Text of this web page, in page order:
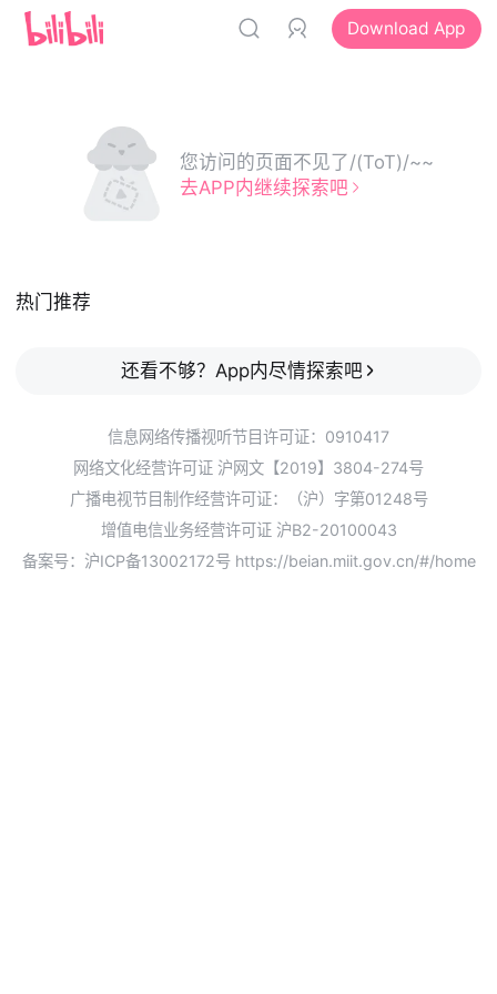
Download App
您访问的页面不见了/(ToT)/~~
去APP内继续探索吧
热门推荐
还看不够？App内尽情探索吧
信息网络传播视听节目许可证：0910417
网络文化经营许可证 沪网文【2019】3804-274号
广播电视节目制作经营许可证：（沪）字第01248号
增值电信业务经营许可证 沪B2-20100043
备案号：沪ICP备13002172号 https://beian.miit.gov.cn/#/home